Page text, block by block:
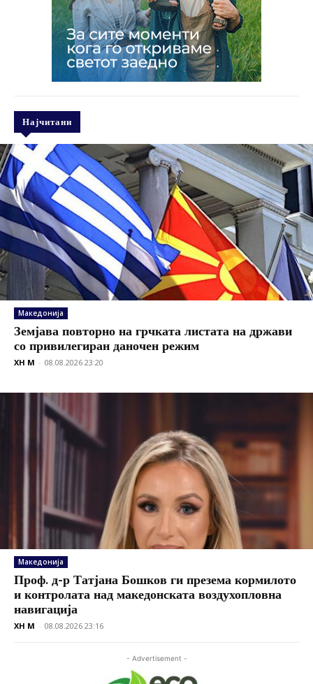
Најчитани
Македонија
Земјава повторно на грчката листата на држави
со привилегиран даночен режим
XH M - 08.08.2026 23:20
Македонија
Проф. д-р Татјана Бошков ги презема кормилото
и контролата над македонската воздухопловна
навигација
XH M - 08.08.2026 23:16
- Advertisement -